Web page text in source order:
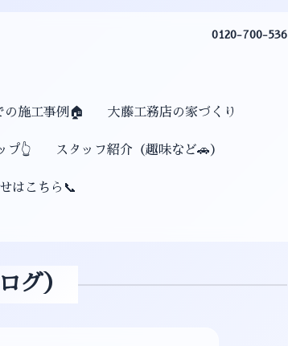
0120-700-536
の施工事例🏠 大藤工務店の家づくり
プ👆 スタッフ紹介（趣味など🚗）
はこちら📞
グ）